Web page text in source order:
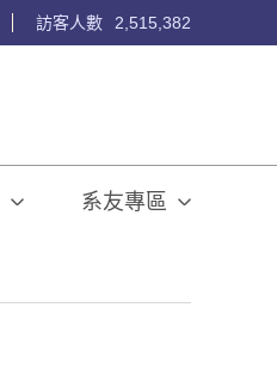
訪客人數 2,515,382
系友專區